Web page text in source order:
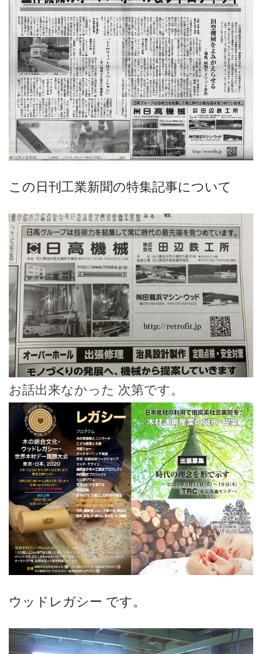
この日刊工業新聞の特集記事について
お話出来なかった 次第です。
ウッドレガシー です。